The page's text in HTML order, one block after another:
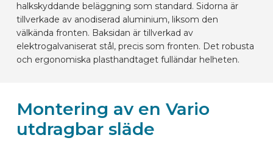
halkskyddande beläggning som standard. Sidorna är
tillverkade av anodiserad aluminium, liksom den
välkända fronten. Baksidan är tillverkad av
elektrogalvaniserat stål, precis som fronten. Det robusta
och ergonomiska plasthandtaget fulländar helheten.
Montering av en Vario
utdragbar släde